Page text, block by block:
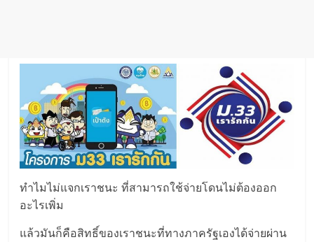
ทำไมไม่แจกเราชนะ ที่สามารถใช้จ่ายโดนไม่ต้องออก
อะไรเพิ่ม
แล้วมันก็คือสิทธิ์ของเราชนะที่​ทางภาครัฐเ​องไ​ด้จ่ายผ่าน